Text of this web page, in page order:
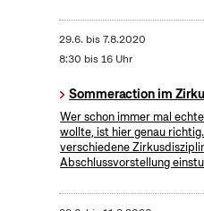
29.6. bis7.8.2020
8:30 bis 16 Uhr
Sommeraction im
Wer schon immer mal
wollte, ist hier genau
verschiedene
Abschlussvorstellung